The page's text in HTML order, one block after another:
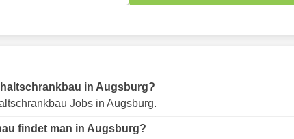
in Augsburg?
Jobs in Augsburg.
findet man in Augsburg?